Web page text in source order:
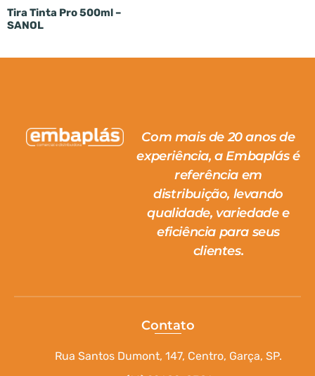
Tira Tinta Pro 500ml –
SANOL
Com mais de 20 anos de
experiência, a Embaplás é
referência em
distribuição, levando
qualidade, variedade e
eficiência para seus
clientes.
Contato
Rua Santos Dumont, 147, Centro, Garça, SP.